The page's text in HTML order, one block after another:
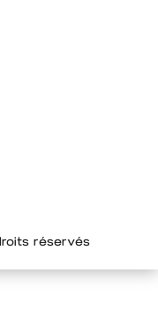
réservés